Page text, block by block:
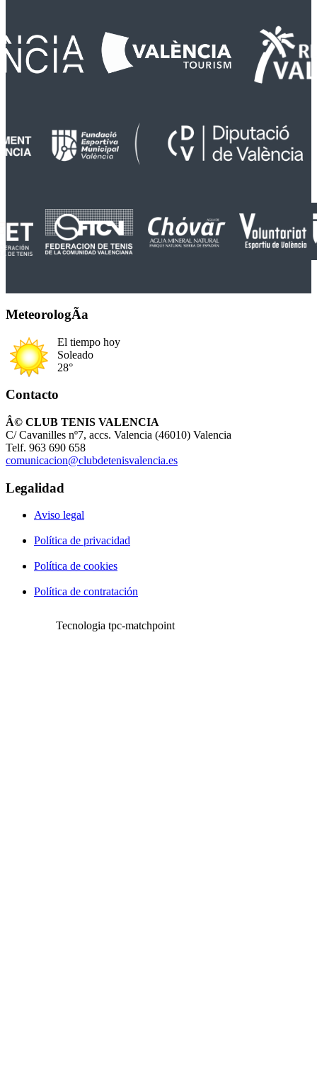
MeteorologÃ­a
El tiempo hoy
Soleado
28°
Contacto
Â© CLUB TENIS VALENCIA
C/ Cavanilles nº7, accs. Valencia (46010) Valencia
Telf. 963 690 658
comunicacion@clubdetenisvalencia.es
Legalidad
Aviso legal
Política de privacidad
Política de cookies
Política de contratación
Tecnologia tpc-matchpoint